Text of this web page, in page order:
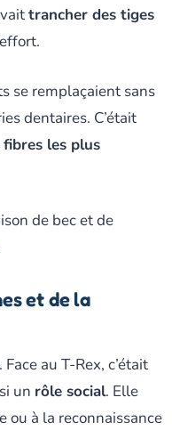
trancher des tiges
se remplaçaient sans
dentaires. C’était
les plus
de bec et de
et de la
au T-Rex, c’était
un rôle social. Elle
ou à la reconnaissance